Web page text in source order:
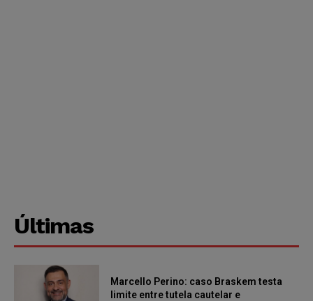
Últimas
Marcello Perino: caso Braskem testa
limite entre tutela cautelar e